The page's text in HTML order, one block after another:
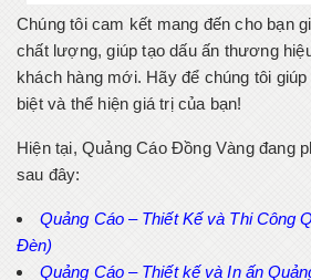
Chúng tôi cam kết mang đến cho bạn
chất lượng, giúp tạo dấu ấn thương
khách hàng mới. Hãy để chúng tôi
biệt và thể hiện giá trị của bạn!
Hiện tại, Quảng Cáo Đồng Vàng đang
sau đây:
Quảng Cáo – Thiết Kế và Thi Công
Đèn)
Quảng Cáo – Thiết kế và In ấn